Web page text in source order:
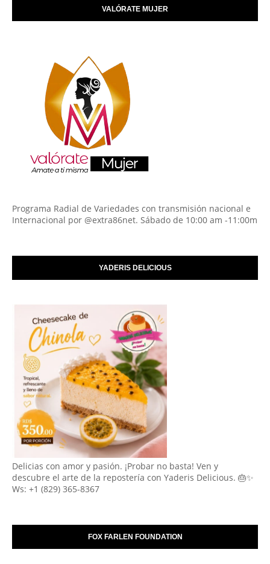
VALÓRATE MUJER
Programa Radial de Variedades con transmisión nacional e
Internacional por @extra86net. Sábado de 10:00 am -11:00m
YADERIS DELICIOUS
Delicias con amor y pasión. ¡Probar no basta! Ven y
descubre el arte de la repostería con Yaderis Delicious. 🎂✨
Ws: +1 (829) 365-8367
FOX FARLEN FOUNDATION